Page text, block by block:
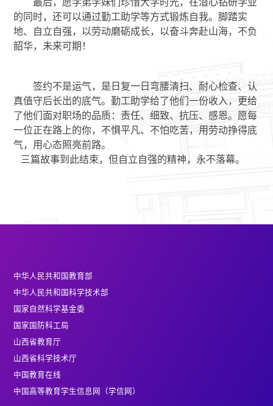
最后，愿学弟学妹们珍惜大学时光，在潜心钻研学业
的同时，还可以通过勤工助学等方式锻炼自我。脚踏实
地、自立自强，以劳动磨砺成长，以奋斗奔赴山海，不负
韶华，未来可期！
签约不是运气，是日复一日弯腰清扫、耐心检查、认
真值守后长出的底气。勤工助学给了他们一份收入，更给
了他们面对职场的品质：责任、细致、抗压、感恩。愿每
一位正在路上的你，不惧平凡、不怕吃苦，用劳动挣得底
气，用心态照亮前路。
三篇故事到此结束，但自立自强的精神，永不落幕。
中华人民共和国教育部
中华人民共和国科学技术部
国家自然科学基金委
国家国防科工局
山西省教育厅
山西省科学技术厅
中国教育在线
中国高等教育学生信息网（学信网）